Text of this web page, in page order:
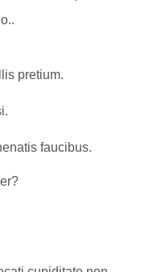
pretium.
faucibus.